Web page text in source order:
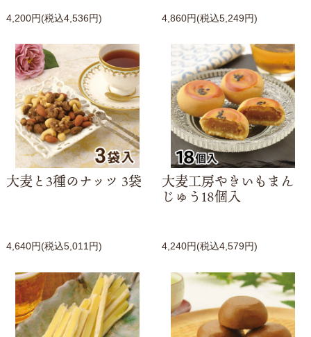
4,200円(税込4,536円) 4,860円(税込5,249円)
大麦と3種のナッツ 3袋
4,640円(税込5,011円)
大麦工房やきいもまん
じゅう18個入
4,240円(税込4,579円)